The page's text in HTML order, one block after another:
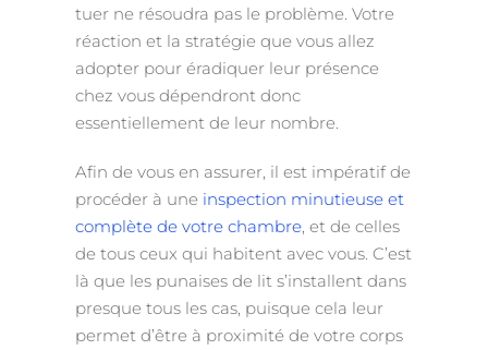
tuer ne résoudra pas le problème. Votre
réaction et la stratégie que vous allez
adopter pour éradiquer leur présence
chez vous dépendront donc
essentiellement de leur nombre.
Afin de vous en assurer, il est impératif de
procéder à une inspection minutieuse et
complète de votre chambre, et de celles
de tous ceux qui habitent avec vous. C’est
là que les punaises de lit s’installent dans
presque tous les cas, puisque cela leur
permet d’être à proximité de votre corps